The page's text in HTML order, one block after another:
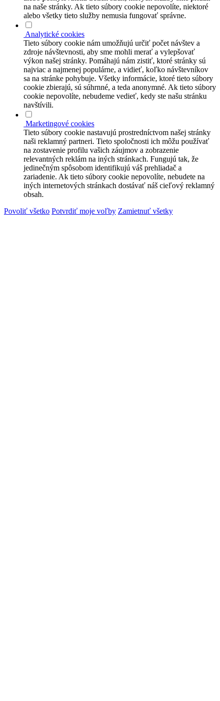
na naše stránky. Ak tieto súbory cookie nepovolíte, niektoré
alebo všetky tieto služby nemusia fungovať správne.
Analytické cookies
Tieto súbory cookie nám umožňujú určiť počet návštev a
zdroje návštevnosti, aby sme mohli merať a vylepšovať
výkon našej stránky. Pomáhajú nám zistiť, ktoré stránky sú
najviac a najmenej populárne, a vidieť, koľko návštevníkov
sa na stránke pohybuje. Všetky informácie, ktoré tieto súbory
cookie zbierajú, sú súhrnné, a teda anonymné. Ak tieto súbory
cookie nepovolíte, nebudeme vedieť, kedy ste našu stránku
navštívili.
Marketingové cookies
Tieto súbory cookie nastavujú prostredníctvom našej stránky
naši reklamný partneri. Tieto spoločnosti ich môžu používať
na zostavenie profilu vašich záujmov a zobrazenie
relevantných reklám na iných stránkach. Fungujú tak, že
jedinečným spôsobom identifikujú váš prehliadač a
zariadenie. Ak tieto súbory cookie nepovolíte, nebudete na
iných internetových stránkach dostávať náš cieľový reklamný
obsah.
Povoliť všetko Potvrdiť moje voľby Zamietnuť všetky